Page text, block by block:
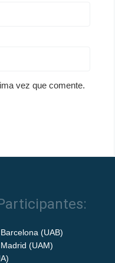
vez que comente.
(UAB)
(UAM)